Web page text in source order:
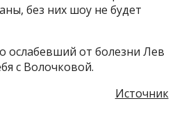
без них шоу не будет
ослабевший от болезни Лев
с Волочковой.
Источник